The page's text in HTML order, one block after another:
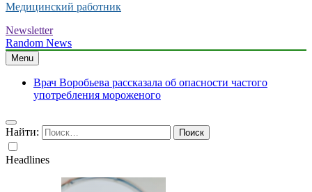
Медицинский работник
Newsletter
Random News
Menu
Врач Воробьева рассказала об опасности частого
употребления мороженого
Найти:
Headlines